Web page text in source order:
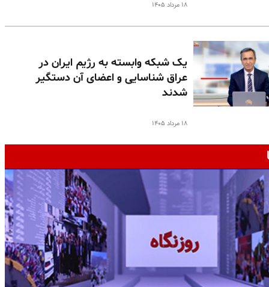
۱۸ مرداد ۱۴۰۵
یک شبکه وابسته به رژیم ایران در
عراق شناسایی و اعضای آن دستگیر
شدند
۱۸ مرداد ۱۴۰۵